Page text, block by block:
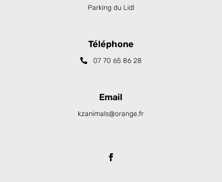
Parking du Lidl
Téléphone
07 70 65 86 28
Email
kzanimals@orange.fr